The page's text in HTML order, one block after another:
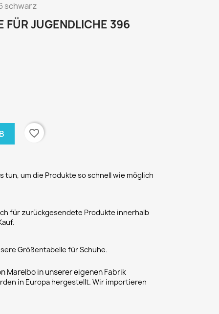
schwarz
FÜR JUGENDLICHE 396
favorite_border
tun, um die Produkte so schnell wie möglich
für zurückgesendete Produkte innerhalb
Größentabelle für Schuhe.
Marelbo in unserer eigenen Fabrik
in Europa hergestellt. Wir importieren